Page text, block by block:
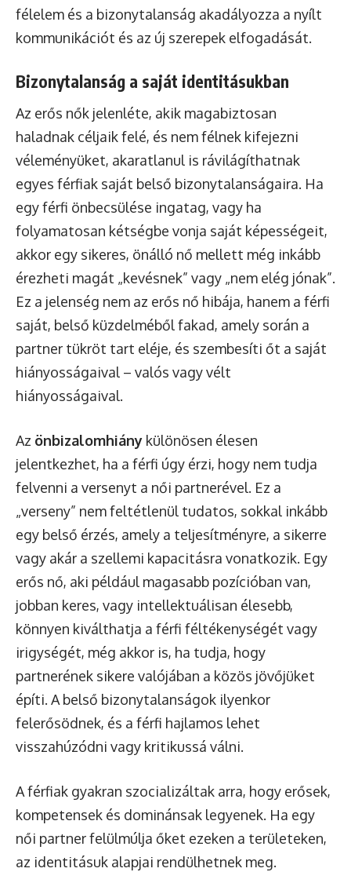
félelem és a bizonytalanság akadályozza a nyílt
kommunikációt és az új szerepek elfogadását.
Bizonytalanság a saját identitásukban
Az erős nők jelenléte, akik magabiztosan
haladnak céljaik felé, és nem félnek kifejezni
véleményüket, akaratlanul is rávilágíthatnak
egyes férfiak saját belső bizonytalanságaira. Ha
egy férfi önbecsülése ingatag, vagy ha
folyamatosan kétségbe vonja saját képességeit,
akkor egy sikeres, önálló nő mellett még inkább
érezheti magát „kevésnek” vagy „nem elég jónak”.
Ez a jelenség nem az erős nő hibája, hanem a férfi
saját, belső küzdelméből fakad, amely során a
partner tükröt tart eléje, és szembesíti őt a saját
hiányosságaival – valós vagy vélt
hiányosságaival.
Az önbizalomhiány különösen élesen
jelentkezhet, ha a férfi úgy érzi, hogy nem tudja
felvenni a versenyt a női partnerével. Ez a
„verseny” nem feltétlenül tudatos, sokkal inkább
egy belső érzés, amely a teljesítményre, a sikerre
vagy akár a szellemi kapacitásra vonatkozik. Egy
erős nő, aki például magasabb pozícióban van,
jobban keres, vagy intellektuálisan élesebb,
könnyen kiválthatja a férfi féltékenységét vagy
irigységét, még akkor is, ha tudja, hogy
partnerének sikere valójában a közös jövőjüket
építi. A belső bizonytalanságok ilyenkor
felerősödnek, és a férfi hajlamos lehet
visszahúzódni vagy kritikussá válni.
A férfiak gyakran szocializáltak arra, hogy erősek,
kompetensek és dominánsak legyenek. Ha egy
női partner felülmúlja őket ezeken a területeken,
az identitásuk alapjai rendülhetnek meg.